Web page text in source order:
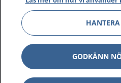
1177 på flera språk
Om 1177 GODKÄNN